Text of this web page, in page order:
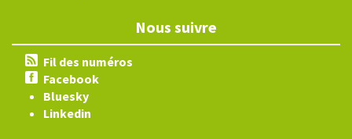
Nous suivre
Fil des numéros
Facebook
Bluesky
Linkedin